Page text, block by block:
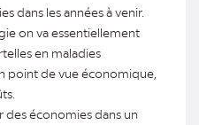
dans les années à venir.
on va essentiellement
en maladies
point de vue économique,
des économies dans un